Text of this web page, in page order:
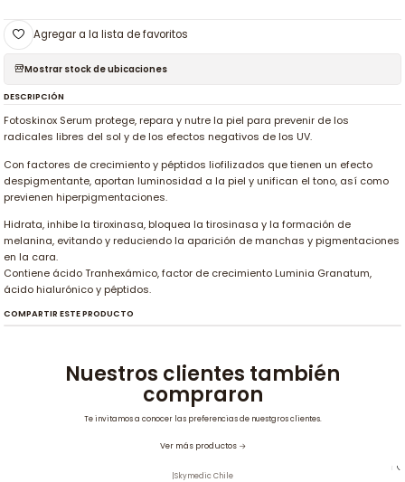
Agregar a la lista de favoritos
Mostrar stock de ubicaciones
DESCRIPCIÓN
Fotoskinox Serum protege, repara y nutre la piel para prevenir de los
radicales libres del sol y de los efectos negativos de los UV.
Con factores de crecimiento y péptidos liofilizados que tienen un efecto
despigmentante, aportan luminosidad a la piel y unifican el tono, así como
previenen hiperpigmentaciones.
Hidrata, inhibe la tiroxinasa, bloquea la tirosinasa y la formación de
melanina, evitando y reduciendo la aparición de manchas y pigmentaciones
en la cara.
Contiene ácido Tranhexámico, factor de crecimiento Luminia Granatum,
ácido hialurónico y péptidos.
COMPARTIR ESTE PRODUCTO
Nuestros clientes también
compraron
Te invitamos a conocer las preferencias de nuestgros clientes.
Ver más productos
|Skymedic Chile